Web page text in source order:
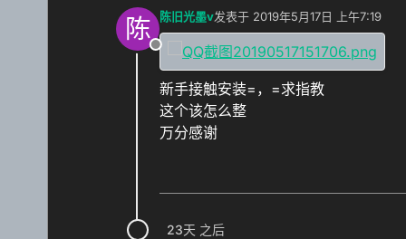
陈
离线
陈旧光墨v发表于 2019年5月17日 上午7:19
最后由 编辑
新手接触安装=，=求指教
这个该怎么整
万分感谢
23天 之后